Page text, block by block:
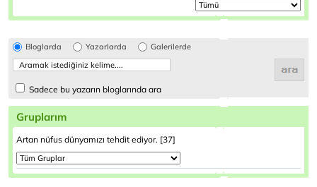
Bloglarda Yazarlarda Galerilerde
Sadece bu yazarın bloglarında ara
Gruplarım
Artan nüfus dünyamızı tehdit ediyor. [37]